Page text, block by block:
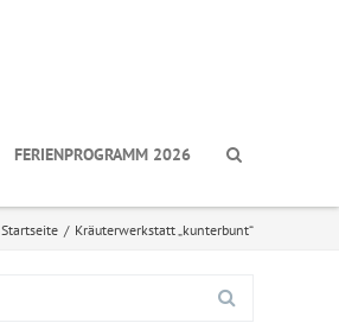
FERIENPROGRAMM 2026
Startseite / Kräuterwerkstatt „kunterbunt“